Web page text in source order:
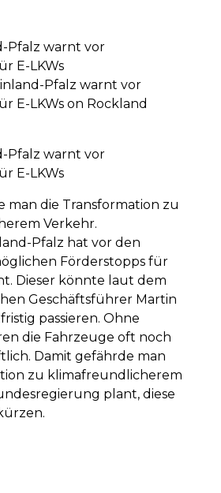
Pfalz warnt vor
E-LKWs
Pfalz warnt vor
E-LKWs on Rockland
Pfalz warnt vor
E-LKWs
man die Transformation zu
Verkehr.
Pfalz hat vor den
Förderstopps für
Dieser könnte laut dem
Geschäftsführer Martin
passieren. Ohne
die Fahrzeuge oft noch
Damit gefährde man
zu klimafreundlicherem
plant, diese